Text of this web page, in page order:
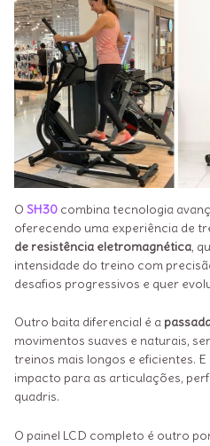
O SH30 combina tecnologia
oferecendo uma experiência de
de resistência eletromagnética,
intensidade do treino com
desafios progressivos e quer
Outro baita diferencial é a
movimentos suaves e naturais,
treinos mais longos e eficientes.
impacto para as articulações,
quadris.
O painel LCD completo é outro